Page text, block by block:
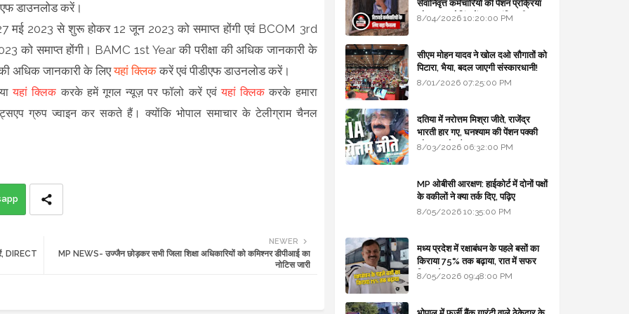
डाउनलोड करें।
मई 2023 से शुरू होकर 12 जून 2023 को समाप्त होंगी एवं BCOM 3rd
को समाप्त होंगी। BAMC 1st Year की परीक्षा की अधिक जानकारी के
अधिक जानकारी के लिएयहां क्लिककरें एवं पीडीएफ डाउनलोड करें।
यहां क्लिक करके हमें गूगल न्यूज़ पर फॉलो करें एवंयहां क्लिक करके हमारा
ग्रुप ज्वाइन कर सकते हैं। क्योंकि भोपाल समाचार के टेलीग्राम चैनल
NEWER
MP NEWS- उज्जैन छोड़कर सभी जिला शिक्षा अधिकारियों को कमिश्नर डीपीआई का
नोटिस जारी
DIRECT
सेवानिवृत्त कर्मचारियों की पेंशन प्रक्रिया
और बजट कोडिंग में हुए क्रांतिकारी
8/04/2026 10:20:00 PM
सीएम मोहन यादव ने खोल दओ सौगातों को
पिटारा, भैया, बदल जाएगी संस्कारधानी!
8/01/2026 07:25:00 PM
दतिया में नरोत्तम मिश्रा जीते, राजेंद्र
भारती हार गए, घनश्याम की पेंशन पक्की
और आशुतोष बैक टू...
8/03/2026 06:32:00 PM
MP ओबीसी आरक्षण: हाईकोर्ट में दोनों पक्षों
के वकीलों ने क्या तर्क दिए, पढ़िए
8/05/2026 10:35:00 PM
मध्य प्रदेश में रक्षाबंधन के पहले बसों का
किराया 75% तक बढ़ाया, रात में सफर
किया तो 10% एक्स्ट्रा
8/05/2026 09:48:00 PM